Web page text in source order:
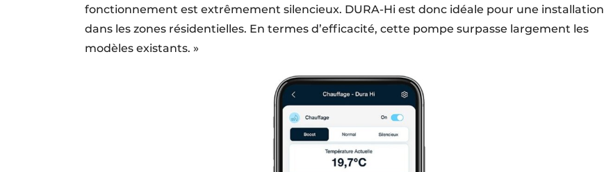
fonctionnement est extrêmement silencieux. DURA-Hi est donc idéale pour une installation
dans les zones résidentielles. En termes d’efficacité, cette pompe surpasse largement les
modèles existants. »